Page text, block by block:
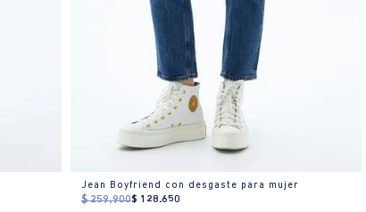
Jean Boyfriend con desgaste para mujer
$ 259.900$ 128.650